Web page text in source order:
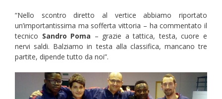
“Nello scontro diretto al vertice abbiamo riportato
un’importantissima ma sofferta vittoria – ha commentato il
tecnico Sandro Poma – grazie a tattica, testa, cuore e
nervi saldi. Balziamo in testa alla classifica, mancano tre
partite, dipende tutto da noi”.